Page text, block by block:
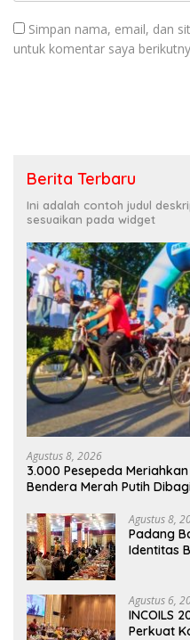
Simpan nama, email, dan
untuk komentar saya
Berita Terbaru
Ini adalah contoh judul
sesuaikan pada widget
Agustus 8, 2026
3.000 Pesepeda
Bendera Merah Putih
Agustus 8,
Padang
Identitas
Agustus 6,
INCOILS
Perkuat